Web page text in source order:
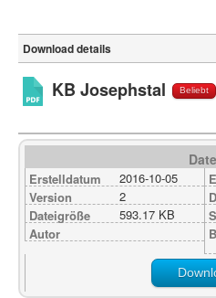
Publikationen
Shop
Über uns
Download details
KB Josephstal Beliebt
Erstelldatum
2016-10-05
Version
2
Dateigröße
593.17 KB
Autor